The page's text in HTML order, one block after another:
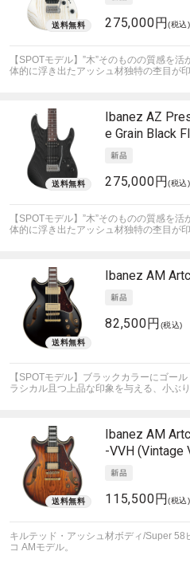
275,000円(税込)
【SPOTモデル】”木”そのものの質感を
体的に浮き出たアッシュ材独特の杢目が
Ibanez AZ
e Grain Black
275,000円(税込)
【SPOTモデル】”木”そのものの質感を
体的に浮き出たアッシュ材独特の杢目が
Ibanez AM
82,500円 (税込)
【SPOTモデル】ブラックカラーにゴー
ラシカル且つ上品な印象を与える、小ぶ
Ibanez AM
-VVH (Vintage
115,500円(税込)
キルテッド・アッシュ材ボディ/Super
コ AMモデル。